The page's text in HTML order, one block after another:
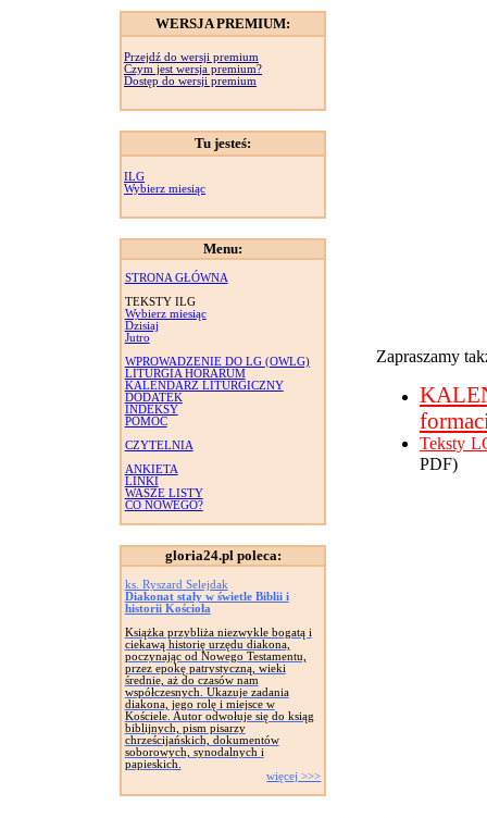
WERSJA PREMIUM:
Przejdź do wersji premium
Czym jest wersja premium?
Dostęp do wersji premium
Tu jesteś:
ILG
Wybierz miesiąc
Menu:
STRONA GŁÓWNA
TEKSTY ILG
Wybierz miesiąc
Dzisiaj
Jutro
WPROWADZENIE DO LG (OWLG)
LITURGIA HORARUM
KALENDARZ LITURGICZNY
DODATEK
INDEKSY
POMOC
CZYTELNIA
ANKIETA
LINKI
WASZE LISTY
CO NOWEGO?
gloria24.pl poleca:
ks. Ryszard Selejdak
Diakonat stały w świetle Biblii i
historii Kościoła
Książka przybliża niezwykle bogatą i
ciekawą historię urzędu diakona,
poczynając od Nowego Testamentu,
przez epokę patrystyczną, wieki
średnie, aż do czasów nam
współczesnych. Ukazuje zadania
diakona, jego rolę i miejsce w
Kościele. Autor odwołuje się do ksiąg
biblijnych, pism pisarzy
chrześcijańskich, dokumentów
soborowych, synodalnych i
papieskich.
więcej >>>
Zapraszamy
Teksty
PDF)